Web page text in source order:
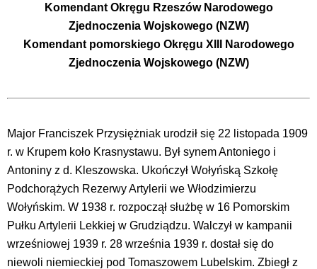
Komendant Okręgu Rzeszów Narodowego
Zjednoczenia Wojskowego (NZW)
Komendant pomorskiego Okręgu XIII Narodowego
Zjednoczenia Wojskowego (NZW)
Major Franciszek Przysiężniak urodził się 22 listopada 1909
r. w Krupem koło Krasnystawu. Był synem Antoniego i
Antoniny z d. Kleszowska. Ukończył Wołyńską Szkołę
Podchorążych Rezerwy Artylerii we Włodzimierzu
Wołyńskim. W 1938 r. rozpoczął służbę w 16 Pomorskim
Pułku Artylerii Lekkiej w Grudziądzu. Walczył w kampanii
wrześniowej 1939 r. 28 września 1939 r. dostał się do
niewoli niemieckiej pod Tomaszowem Lubelskim. Zbiegł z